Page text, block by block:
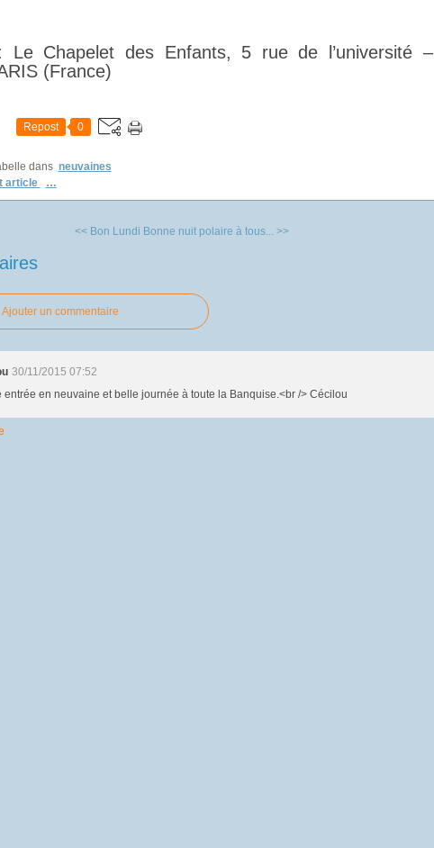
Le Chapelet des Enfants, 5 rue de l’université –
(France)
Repost 0
dans neuvaines
article
…
<< Bon Lundi Bonne nuit polaire à tous... >>
Ajouter un commentaire
30/11/2015 07:52
entrée en neuvaine et belle journée à toute la Banquise.<br /> Cécilou